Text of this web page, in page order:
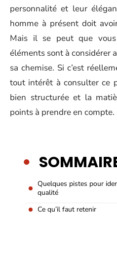
personnalité et leur
homme à présent doit
Mais il se peut que
éléments sont à considérer
sa chemise. Si c’est
tout intérêt à consulter ce
bien structurée et la
points à prendre en compte.
Quelques pistes pour
qualité
Ce qu’il faut retenir